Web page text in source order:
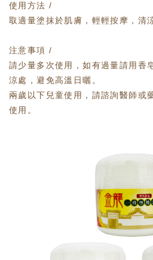
使用方法 /
取適量塗抹於肌膚，輕輕按摩，清
注意事項 /
請少量多次使用，如有過量請用香
涼處，避免高溫日曬。
兩歲以下兒童使用，請諮詢醫師或
使用。